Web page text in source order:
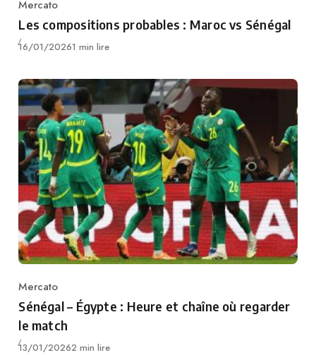
Category
Mercato
Les compositions probables : Maroc vs Sénégal
Publié
16/01/20261 min lire
Category
Mercato
Sénégal – Égypte : Heure et chaîne où regarder
le match
Publié
13/01/20262 min lire